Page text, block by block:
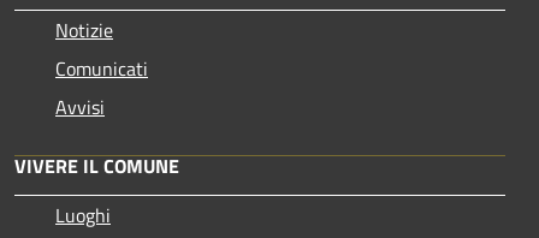
Notizie
Comunicati
Avvisi
VIVERE IL COMUNE
Luoghi